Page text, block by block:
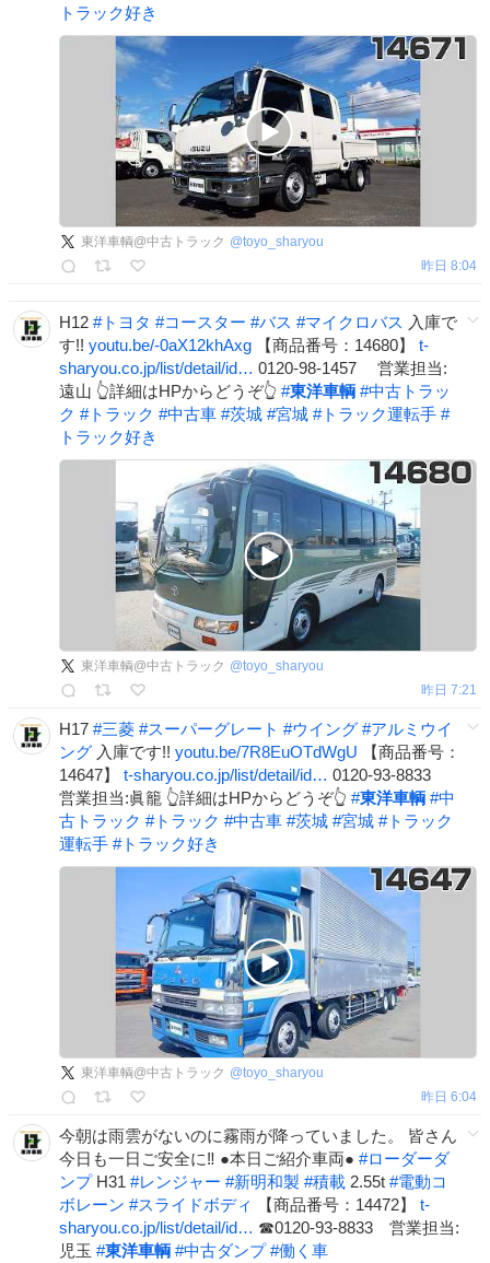
トラック好き
東洋車輌@中古トラック @toyo_sharyou
昨日 8:04
H12 #トヨタ #コースター #バス #マイクロバス 入庫で
す!! youtu.be/-0aX12khAxg 【商品番号：14680】 t-
sharyou.co.jp/list/detail/id… 0120-98-1457 営業担当:
遠山 👆詳細はHPからどうぞ👆 #東洋車輌 #中古トラッ
ク #トラック #中古車 #茨城 #宮城 #トラック運転手 #
トラック好き
東洋車輌@中古トラック @toyo_sharyou
昨日 7:21
H17 #三菱 #スーパーグレート #ウイング #アルミウイ
ング 入庫です!! youtu.be/7R8EuOTdWgU 【商品番号：
14647】 t-sharyou.co.jp/list/detail/id… 0120-93-8833
営業担当:眞籠 👆詳細はHPからどうぞ👆 #東洋車輌 #中
古トラック #トラック #中古車 #茨城 #宮城 #トラック
運転手 #トラック好き
東洋車輌@中古トラック @toyo_sharyou
昨日 6:04
今朝は雨雲がないのに霧雨が降っていました。 皆さん
今日も一日ご安全に‼ ●本日ご紹介車両● #ローダーダ
ンプH31 #レンジャー #新明和製 #積載 2.55t #電動コ
ボレーン #スライドボディ 【商品番号：14472】 t-
sharyou.co.jp/list/detail/id… ☎0120-93-8833 営業担当:
児玉 #東洋車輌 #中古ダンプ #働く車